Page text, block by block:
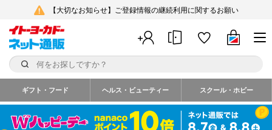
【大切なお知らせ】ご登録情報の継続利用に関するお願い
ギフト・フード ヘルス・ビューティー スクール・ホビー